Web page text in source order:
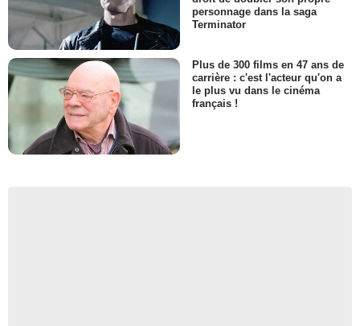
personnage dans la saga
Terminator
Plus de 300 films en 47 ans de
carrière : c'est l'acteur qu'on a
le plus vu dans le cinéma
français !